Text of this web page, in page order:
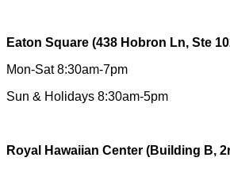
Eaton Square (438 Hobron Ln, Ste
Mon-Sat 8:30am-7pm
Sun & Holidays 8:30am-5pm
Royal Hawaiian Center (Building B,